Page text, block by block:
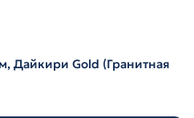
Дайкири Gold (Гранитная